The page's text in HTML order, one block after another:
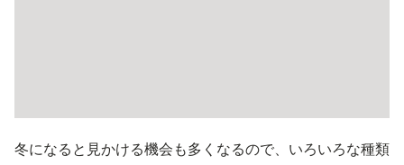
冬になると見かける機会も多くなるので、いろいろな種類